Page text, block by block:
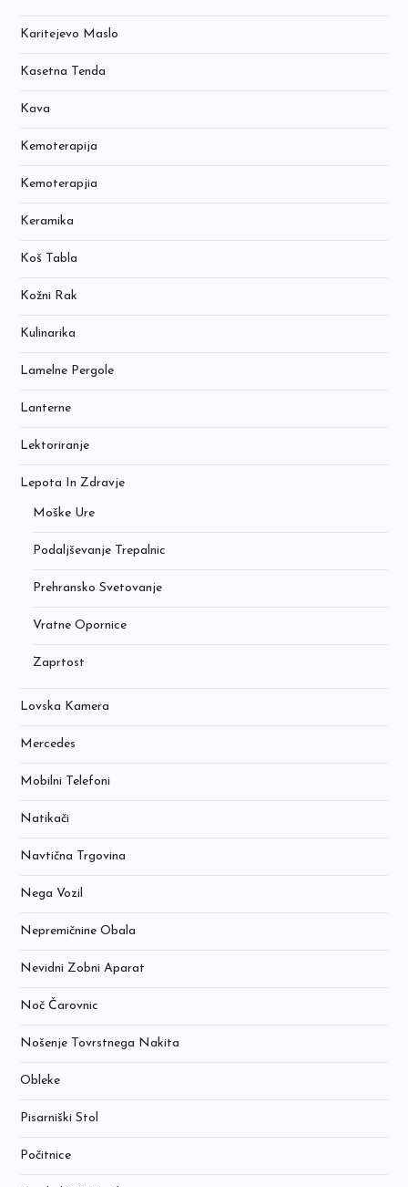
Karitejevo Maslo
Kasetna Tenda
Kava
Kemoterapija
Kemoterapjia
Keramika
Koš Tabla
Kožni Rak
Kulinarika
Lamelne Pergole
Lanterne
Lektoriranje
Lepota In Zdravje
Moške Ure
Podaljševanje Trepalnic
Prehransko Svetovanje
Vratne Opornice
Zaprtost
Lovska Kamera
Mercedes
Mobilni Telefoni
Natikači
Navtična Trgovina
Nega Vozil
Nepremičnine Obala
Nevidni Zobni Aparat
Noč Čarovnic
Nošenje Tovrstnega Nakita
Obleke
Pisarniški Stol
Počitnice